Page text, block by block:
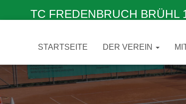
TC FREDENBRUCH BRÜHL
STARTSEITE DER VEREIN